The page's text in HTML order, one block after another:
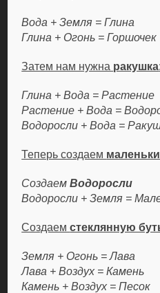
Вода + Земля = Глина
Глина + Огонь = Горшочек
Затем нам нужна ракушка:
Глина + Вода = Растение
Растение + Вода =
Водоросли + Вода =
Теперь создаем
СоздаемВодоросли
Водоросли + Земля =
Создаемстеклянную
Земля + Огонь = Лава
Лава + Воздух = Камень
Камень + Воздух = Песок